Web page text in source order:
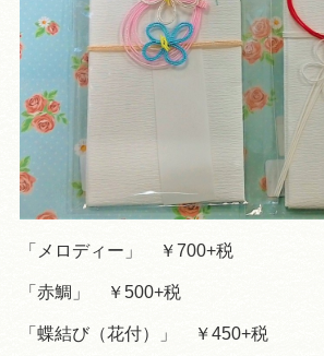
「メロディー」 ￥700+税
「赤鯛」 ￥500+税
「蝶結び（花付）」 ￥450+税